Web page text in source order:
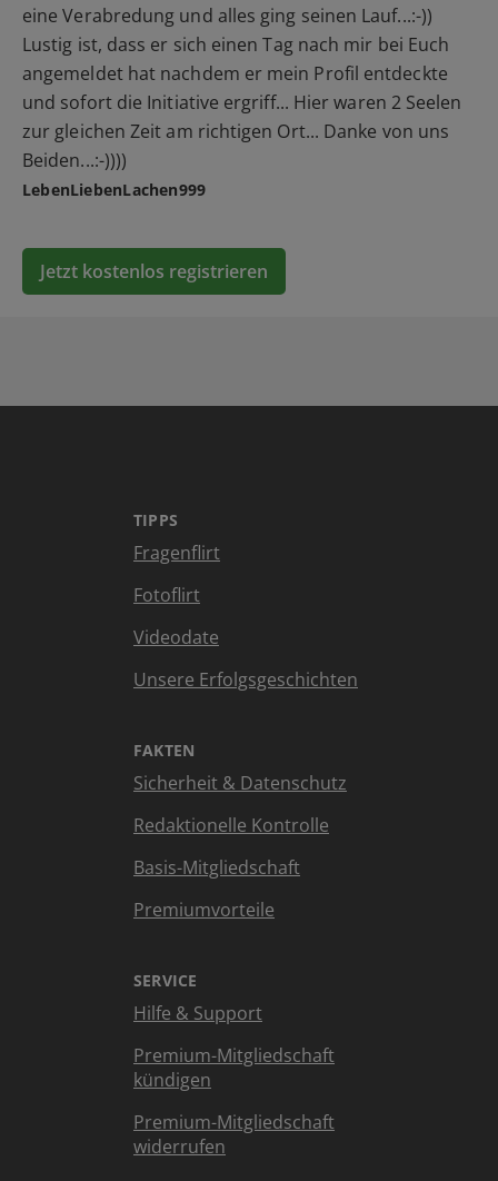
eine Verabredung und alles ging seinen Lauf...:-))
Lustig ist, dass er sich einen Tag nach mir bei Euch
angemeldet hat nachdem er mein Profil entdeckte
und sofort die Initiative ergriff... Hier waren 2 Seelen
zur gleichen Zeit am richtigen Ort... Danke von uns
Beiden...:-))))
LebenLiebenLachen999
Jetzt kostenlos registrieren
TIPPS
Fragenflirt
Fotoflirt
Videodate
Unsere Erfolgsgeschichten
FAKTEN
Sicherheit & Datenschutz
Redaktionelle Kontrolle
Basis-Mitgliedschaft
Premiumvorteile
SERVICE
Hilfe & Support
Premium-Mitgliedschaft
kündigen
Premium-Mitgliedschaft
widerrufen